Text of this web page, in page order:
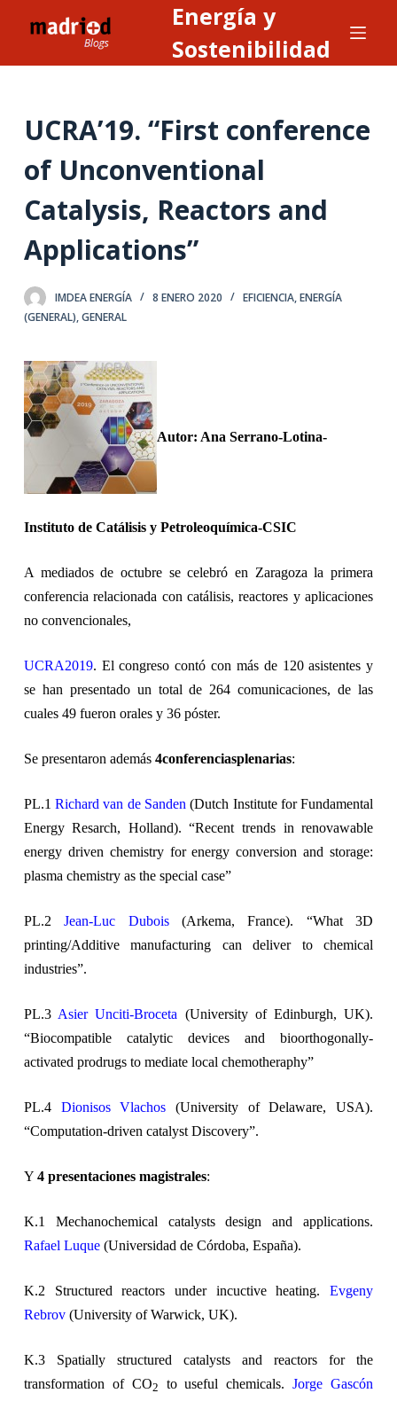
l
n
e
n
d
o
Energía y
Sostenibilidad
UCRA’19. “First conference
of Unconventional
Catalysis, Reactors and
Applications”
IMDEA ENERGÍA 8 ENERO 2020 EFICIENCIA,ENERGÍA
(GENERAL),GENERAL
Autor: Ana Serrano-Lotina-
Instituto de Catálisis y Petroleoquímica-CSIC
A mediados de octubre se celebró en Zaragoza la primera
conferencia relacionada con catálisis, reactores y aplicaciones
no convencionales,
UCRA2019. El congreso contó con más de 120 asistentes y
se han presentado un total de 264 comunicaciones, de las
cuales 49 fueron orales y 36 póster.
Se presentaron además 4conferenciasplenarias:
PL.1Richard van de Sanden (Dutch Institute for Fundamental
Energy Resarch, Holland). “Recent trends in renovawable
energy driven chemistry for energy conversion and storage:
plasma chemistry as the special case”
PL.2Jean-Luc Dubois(Arkema, France). “What 3D
printing/Additive manufacturing can deliver to chemical
industries”.
PL.3 Asier Unciti-Broceta (University of Edinburgh, UK).
“Biocompatible catalytic devices and bioorthogonally-
activated prodrugs to mediate local chemotheraphy”
PL.4 Dionisos Vlachos (University of Delaware, USA).
“Computation-driven catalyst Discovery”.
Y 4 presentaciones magistrales:
K.1 Mechanochemical catalysts design and applications.
Rafael Luque(Universidad de Córdoba, España).
K.2 Structured reactors under incuctive heating.Evgeny
Rebrov(University of Warwick, UK).
K.3 Spatially structured catalysts and reactors for the
transformation of CO2 to useful chemicals.Jorge Gascón